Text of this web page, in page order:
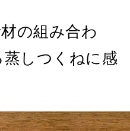
む 新・開運術。」
いれば、幸せ」
の新常識。」
の組み合わ
しつくねに感